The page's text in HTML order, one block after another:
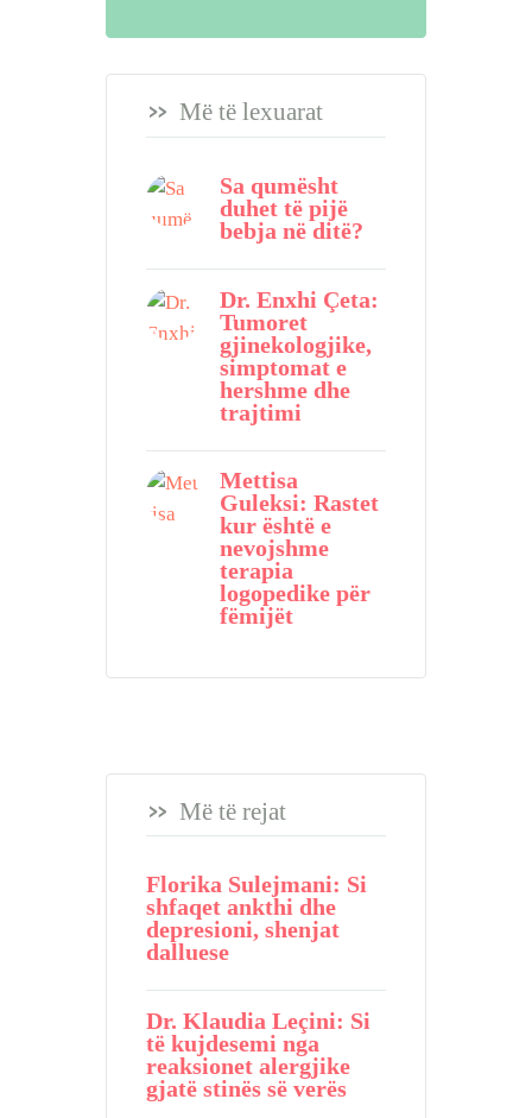
Më të lexuarat
Sa qumësht
duhet të pijë
bebja në ditë?
Dr. Enxhi Çeta:
Tumoret
gjinekologjike,
simptomat e
hershme dhe
trajtimi
Mettisa
Guleksi: Rastet
kur është e
nevojshme
terapia
logopedike për
fëmijët
Më të rejat
Florika Sulejmani: Si
shfaqet ankthi dhe
depresioni, shenjat
dalluese
Dr. Klaudia Leçini: Si
të kujdesemi nga
reaksionet alergjike
gjatë stinës së verës